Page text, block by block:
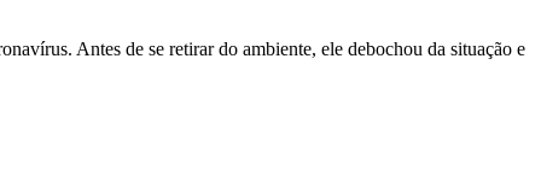
Antes de se retirar do ambiente, ele debochou da situação e